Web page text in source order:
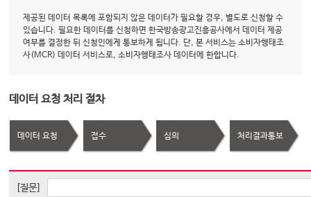
제공된 데이터 목록에 포함되지 않은 데이터가 필요할 경우, 별도로 신청할 수
있습니다. 필요한 데이터를 신청하면 한국방송광고진흥공사에서 데이터 제공
여부를 결정한 뒤 신청인에게 통보하게 됩니다. 단, 본 서비스는 소비자행태조
사(MCR) 데이터 서비스로, 소비자행태조사 데이터에 한합니다.
데이터 요청 처리 절차
데이터 요청 접수 심의 처리결과통보
[질문]